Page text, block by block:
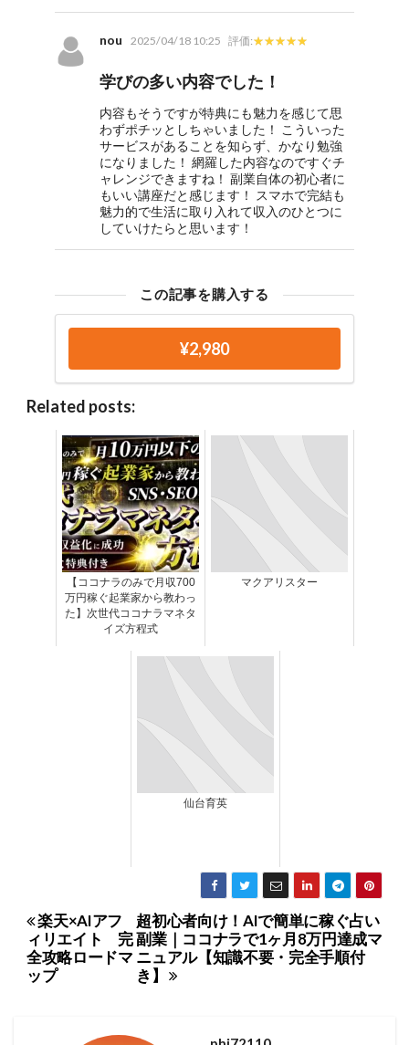
nou 2025/04/18 10:25 評価:
学びの多い内容でした！
内容もそうですが特典にも魅力を感じて思
わずポチッとしちゃいました！ こういった
サービスがあることを知らず、かなり勉強
になりました！ 網羅した内容なのですぐチ
ャレンジできますね！ 副業自体の初心者に
もいい講座だと感じます！ スマホで完結も
魅力的で生活に取り入れて収入のひとつに
していけたらと思います！
この記事を購入する
¥2,980
Related posts:
【ココナラのみで月収700
万円稼ぐ起業家から教わっ
た】次世代ココナラマネタ
イズ方程式
マクアリスター
仙台育英
投
稿
ナ
超初心者向け！AIで簡単に稼ぐ占い
副業｜ココナラで1ヶ月8万円達成マ
ニュアル【知識不要・完全手順付
き】
楽天×AIアフ
ィリエイト 完
全攻略ロードマ
ップ